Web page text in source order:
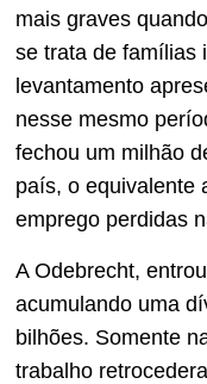
mais graves
se trata de famílias
levantamento
nesse mesmo
fechou um milhão
país, o equivalente
emprego perdidas
A Odebrecht,
acumulando uma
bilhões. Somente
trabalho